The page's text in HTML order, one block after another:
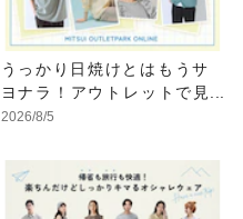
うっかり日焼けとはもうサ
ヨナラ！アウトレットで見
つけるUV対策ウェア
2026/8/5